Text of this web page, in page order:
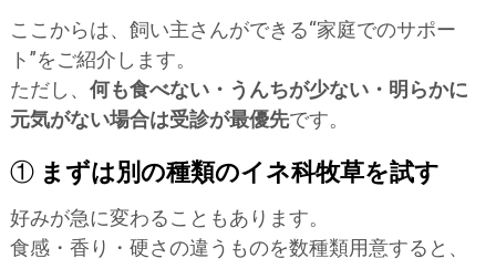
ここからは、飼い主さんができる“家庭でのサポー
ト”をご紹介します。
ただし、 何も食べない・うんちが少ない・明らかに
元気がない場合は受診が最優先です。
① まずは別の種類のイネ科牧草を試す
好みが急に変わることもあります。
食感・香り・硬さの違うものを数種類用意すると、